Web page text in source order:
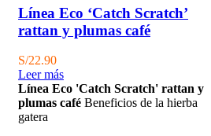
Línea Eco ‘Catch Scratch’
rattan y plumas café
S/22.90
Leer más
Línea Eco 'Catch Scratch' rattan y
plumas café Beneficios de la hierba
gatera